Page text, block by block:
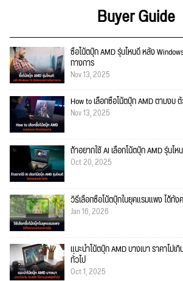
Buyer Guide
ซื้อโน้ตบุ๊ก AMD รุ่นไหนดี หลัง
ทางการ
Nov 13, 2025
How to เลือกซื้อโน้ตบุ๊ก AMD ตามงบ
Nov 13, 2025
ถ้าอยากใช้ AI เลือกโน้ตบุ๊ก AMD รุ่นไ
Oct 20, 2025
วิธีเลือกซื้อโน้ตบุ๊กในยุคแรมแพง ได้ทั้
Jan 16, 2026
แนะนำโน้ตบุ๊ก AMD บางเบา ราคาไม่
ทั่วไป
Oct 1, 2025